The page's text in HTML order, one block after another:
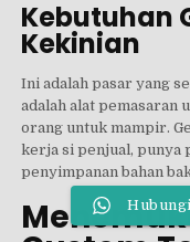
Kebutuhan
Kekinian
Ini adalah pasar yang
adalah alat pemasaran
orang untuk mampir.
kerja si penjual, punya
penyimpanan bahan